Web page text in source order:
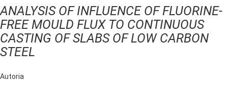
ANALYSIS OF INFLUENCE OF FLUORINE-
FREE MOULD FLUX TO CONTINUOUS
CASTING OF SLABS OF LOW CARBON
STEEL
Autoria